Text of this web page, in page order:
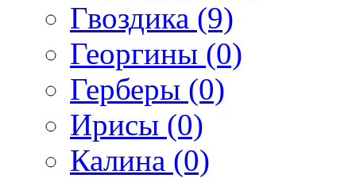
Гвоздика (9)
Георгины (0)
Герберы (0)
Ирисы (0)
Калина (0)